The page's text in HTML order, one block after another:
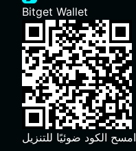
Bitget Wallet
امسح الكود ضوئيًا للتنزيل